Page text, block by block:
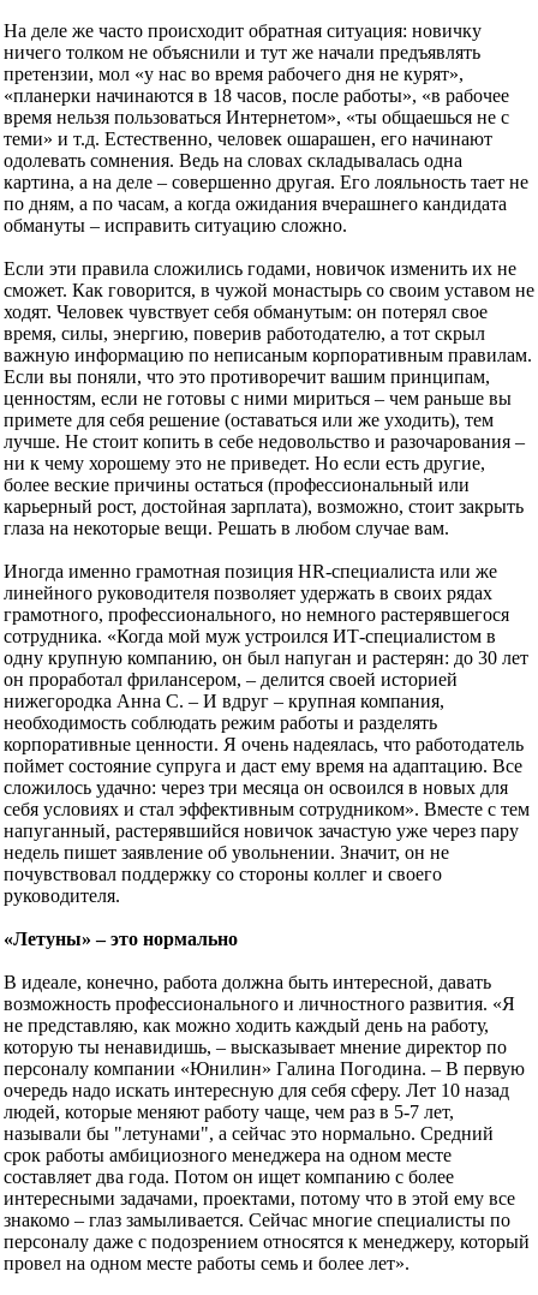
На деле же часто происходит обратная ситуация: новичку
ничего толком не объяснили и тут же начали предъявлять
претензии, мол «у нас во время рабочего дня не курят»,
«планерки начинаются в 18 часов, после работы», «в рабочее
время нельзя пользоваться Интернетом», «ты общаешься не с
теми» и т.д. Естественно, человек ошарашен, его начинают
одолевать сомнения. Ведь на словах складывалась одна
картина, а на деле – совершенно другая. Его лояльность тает не
по дням, а по часам, а когда ожидания вчерашнего кандидата
обмануты – исправить ситуацию сложно.
Если эти правила сложились годами, новичок изменить их не
сможет. Как говорится, в чужой монастырь со своим уставом не
ходят. Человек чувствует себя обманутым: он потерял свое
время, силы, энергию, поверив работодателю, а тот скрыл
важную информацию по неписаным корпоративным правилам.
Если вы поняли, что это противоречит вашим принципам,
ценностям, если не готовы с ними мириться – чем раньше вы
примете для себя решение (оставаться или же уходить), тем
лучше. Не стоит копить в себе недовольство и разочарования –
ни к чему хорошему это не приведет. Но если есть другие,
более веские причины остаться (профессиональный или
карьерный рост, достойная зарплата), возможно, стоит закрыть
глаза на некоторые вещи. Решать в любом случае вам.
Иногда именно грамотная позиция HR-специалиста или же
линейного руководителя позволяет удержать в своих рядах
грамотного, профессионального, но немного растерявшегося
сотрудника. «Когда мой муж устроился ИТ-специалистом в
одну крупную компанию, он был напуган и растерян: до 30 лет
он проработал фрилансером, – делится своей историей
нижегородка Анна С. – И вдруг – крупная компания,
необходимость соблюдать режим работы и разделять
корпоративные ценности. Я очень надеялась, что работодатель
поймет состояние супруга и даст ему время на адаптацию. Все
сложилось удачно: через три месяца он освоился в новых для
себя условиях и стал эффективным сотрудником». Вместе с тем
напуганный, растерявшийся новичок зачастую уже через пару
недель пишет заявление об увольнении. Значит, он не
почувствовал поддержку со стороны коллег и своего
руководителя.
«Летуны» – это нормально
В идеале, конечно, работа должна быть интересной, давать
возможность профессионального и личностного развития. «Я
не представляю, как можно ходить каждый день на работу,
которую ты ненавидишь, – высказывает мнение директор по
персоналу компании «Юнилин» Галина Погодина. – В первую
очередь надо искать интересную для себя сферу. Лет 10 назад
людей, которые меняют работу чаще, чем раз в 5-7 лет,
называли бы "летунами", а сейчас это нормально. Средний
срок работы амбициозного менеджера на одном месте
составляет два года. Потом он ищет компанию с более
интересными задачами, проектами, потому что в этой ему все
знакомо – глаз замыливается. Сейчас многие специалисты по
персоналу даже с подозрением относятся к менеджеру, который
провел на одном месте работы семь и более лет».